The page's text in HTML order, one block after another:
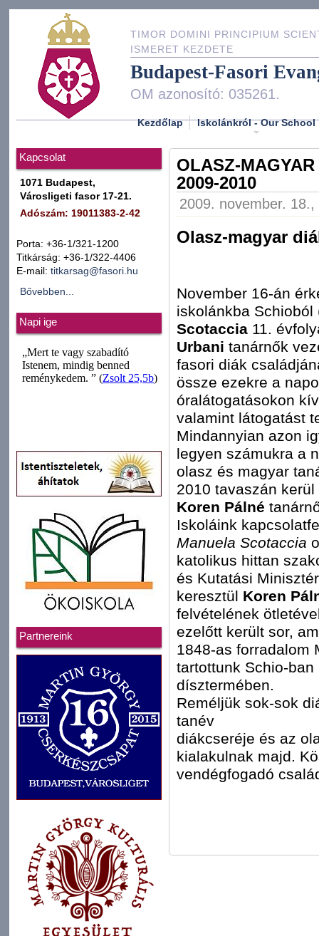
TIMOR DOMINI PRINCIPIUM
ISMERET KEZDETE
Budapest-Fasori
OM azonosító: 035261.
Kezdőlap Iskolánkról - Our School
Kapcsolat
1071 Budapest,
Városligeti fasor 17-21.
Adószám: 19011383-2-42
Porta: +36-1/321-1200
Titkárság: +36-1/322-4406
E-mail: titkarsag@fasori.hu
Bővebben...
Napi ige
Partnereink
OLASZ-
2009-2010
2009. november.
Olasz-magyar
November 16-án
iskolánkba
Scotaccia 11.
Urbani tanárnők
fasori diák
össze ezekre a
óralátogatásokon
valamint látogatást
Mindannyian azon
legyen számukra a
olasz és magyar
2010 tavaszán
Koren Pálné
Iskoláink
Manuela Scotaccia
katolikus hittan
és Kutatási
keresztül Koren
felvételének
ezelőtt került sor,
1848-as forradalom
tartottunk Schio-
dísztermében.
Reméljük sok-sok
tanév
diákcseréje és az
kialakulnak majd.
vendégfogadó